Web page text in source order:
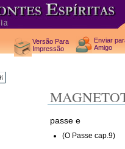
Versão Para
Impressão
Enviar
Amigo
passe e
(O Passe cap.9)